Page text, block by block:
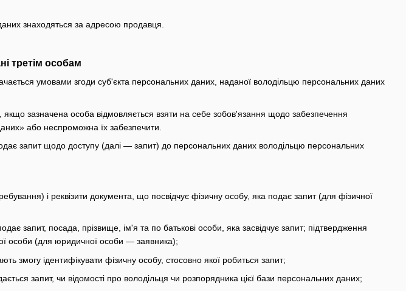
знаходяться за адресою продавця.
третім особам
умовами згоди суб'єкта персональних даних, наданої володільцю персональних даних
зазначена особа відмовляється взяти на себе зобов'язання щодо забезпечення
або неспроможна їх забезпечити.
запит щодо доступу (далі — запит) до персональних даних володільцю персональних
і реквізити документа, що посвідчує фізичну особу, яка подає запит (для фізичної
запит, посада, прізвище, ім'я та по батькові особи, яка засвідчує запит; підтвердження
особи (для юридичної особи — заявника);
змогу ідентифікувати фізичну особу, стосовно якої робиться запит;
запит, чи відомості про володільця чи розпорядника цієї бази персональних даних;